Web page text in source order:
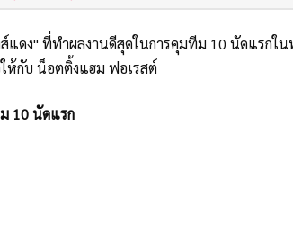
ดง" ที่ทำผลงานดีสุดในการคุมทีม 10 นัดแรกใน
ห้กับ น็อตติ้งแฮม ฟอเรสต์
10 นัดแรก